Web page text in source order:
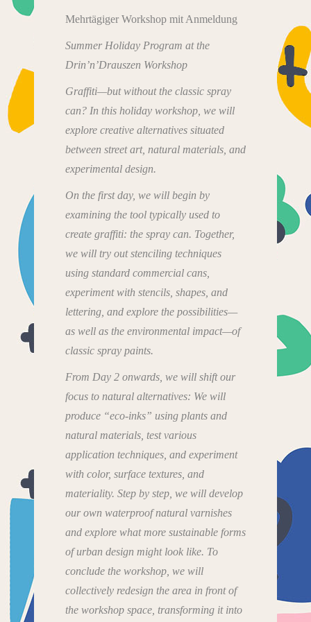
Mehrtägiger Workshop mit Anmeldung
Summer Holiday Program at the
Drin’n’Drauszen Workshop
Graffiti—but without the classic spray
can? In this holiday workshop, we will
explore creative alternatives situated
between street art, natural materials, and
experimental design.
On the first day, we will begin by
examining the tool typically used to
create graffiti: the spray can. Together,
we will try out stenciling techniques
using standard commercial cans,
experiment with stencils, shapes, and
lettering, and explore the possibilities—
as well as the environmental impact—of
classic spray paints.
From Day 2 onwards, we will shift our
focus to natural alternatives: We will
produce “eco-inks” using plants and
natural materials, test various
application techniques, and experiment
with color, surface textures, and
materiality. Step by step, we will develop
our own waterproof natural varnishes
and explore what more sustainable forms
of urban design might look like. To
conclude the workshop, we will
collectively redesign the area in front of
the workshop space, transforming it into